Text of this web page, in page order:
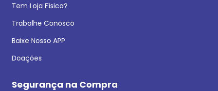
Tem Loja Física?
Trabalhe Conosco
Baixe Nosso APP
Doações
Segurança na Compra